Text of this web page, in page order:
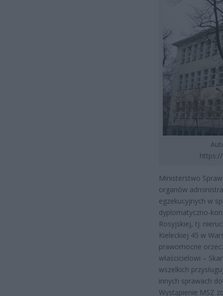
Ministerstwo
organów
egzekucyjnych w
dyplomatyczno-
Rosyjskiej, tj.
Kieleckiej 45 w
prawomocne
właścicielowi –
wszelkich
innych sprawach
Wystąpienie MSZ